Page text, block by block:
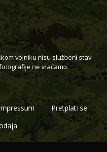
vojniku nisu službeni stav
ne vraćamo.
Pretplati se